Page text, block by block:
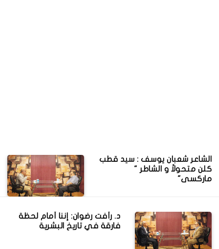
الشاعر شعبان يوسف : سيد قطب
كلن متحولاً و الشاطر "
ماركسى"
د. رأفت رضوان: إننا أمام لحظة
فارقة في تاريخ البشرية